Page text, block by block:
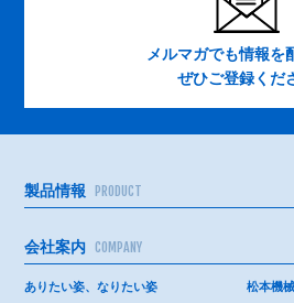
メルマガでも情報を
ぜひご登録くだ
製品情報 PRODUCT
会社案内 COMPANY
ありたい姿、なりたい姿 松本機